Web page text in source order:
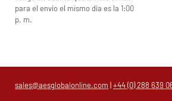
para el envío el mismo día es la 1:00
p. m.
sales@aesglobalonline.com |+44 (0) 288 639